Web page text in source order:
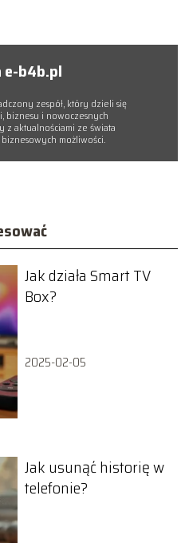
e-b4b.pl
zespół, który dzieli się
biznesu i nowoczesnych
aktualnościami ze świata
możliwości.
Jak działa Smart TV
Box?
2025-02-05
Jak usunąć historię w
telefonie?